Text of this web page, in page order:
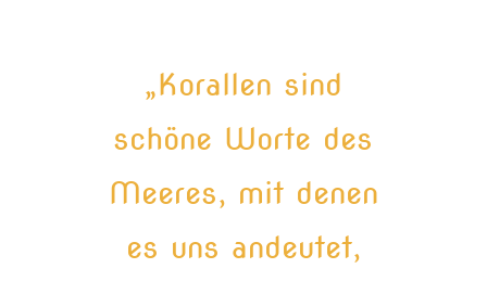
„Korallen sind
schöne Worte des
Meeres, mit denen
es uns andeutet,